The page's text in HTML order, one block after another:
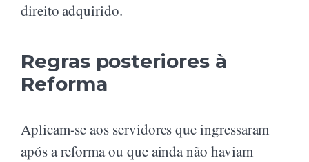
direito adquirido.
Regras posteriores à
Reforma
Aplicam-se aos servidores que ingressaram
após a reforma ou que ainda não haviam